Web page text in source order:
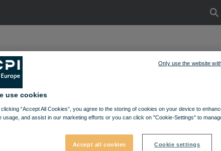
use cookies
clicking “Accept All Cookies”, you agree to the storing of cookies on your device to
usage, and assist in our marketing efforts or you can click on "Cookie-Settings" to
Accept all cookies Cookie settings
Only use the website